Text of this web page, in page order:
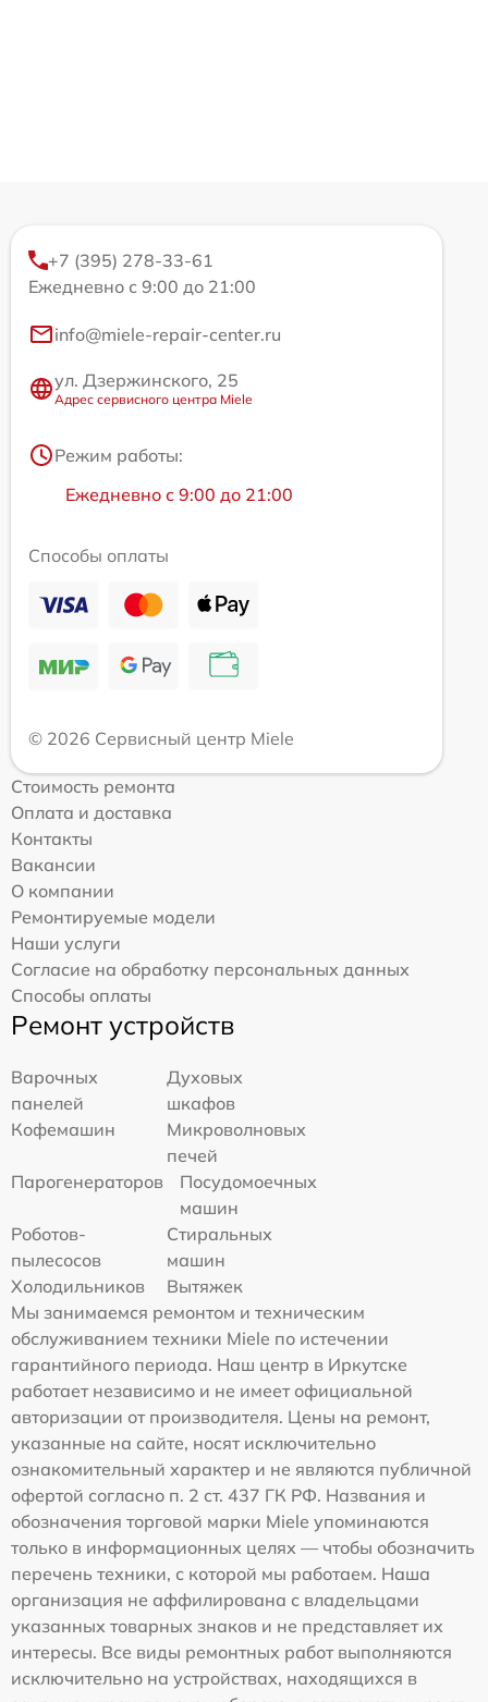
+7 (395) 278-33-61
Ежедневно с 9:00 до 21:00
info@miele-repair-center.ru
ул. Дзержинского, 25
Адрес сервисного центра Miele
Режим работы:
Ежедневно с 9:00 до 21:00
Способы оплаты
© 2026 Сервисный центр Miele
Стоимость ремонта
Оплата и доставка
Контакты
Вакансии
О компании
Ремонтируемые модели
Наши услуги
Согласие на обработку персональных данных
Способы оплаты
Ремонт устройств
Варочных
панелей
Духовых
шкафов
Кофемашин
Микроволновых
печей
Парогенераторов
Посудомоечных
машин
Роботов-
пылесосов
Стиральных
машин
Холодильников
Вытяжек
Мы занимаемся ремонтом и техническим
обслуживанием техники Miele по истечении
гарантийного периода. Наш центр в Иркутске
работает независимо и не имеет официальной
авторизации от производителя. Цены на ремонт,
указанные на сайте, носят исключительно
ознакомительный характер и не являются публичной
офертой согласно п. 2 ст. 437 ГК РФ. Названия и
обозначения торговой марки Miele упоминаются
только в информационных целях — чтобы обозначить
перечень техники, с которой мы работаем. Наша
организация не аффилирована с владельцами
указанных товарных знаков и не представляет их
интересы. Все виды ремонтных работ выполняются
исключительно на устройствах, находящихся в